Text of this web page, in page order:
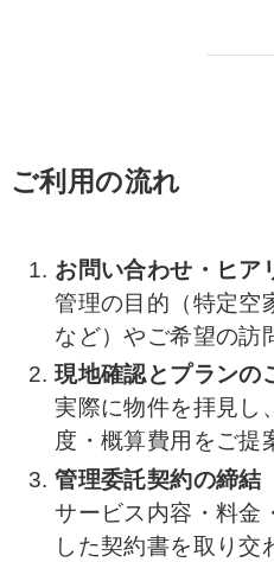
ご利用の流れ
お問い合わせ・ヒア
管理の目的（特定空
など）やご希望の訪
現地確認とプランの
実際に物件を拝見し
度・概算費用をご提
管理委託契約の締結
サービス内容・料金
した契約書を取り交